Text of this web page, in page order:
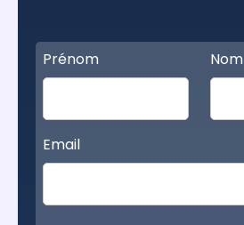
Prénom Nom
Email